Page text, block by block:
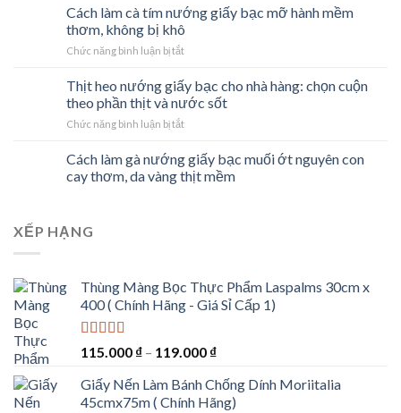
làm
sườn
heo
nướng
bạc
mật
mềm
sốt
bóng
Cách làm cà tím nướng giấy bạc mỡ hành mềm
thơm, không bị khô
Chức năng bình luận bị tắtở
làm
cà
tím
nướng
bạc
mỡ
hành
Thịt heo nướng giấy bạc cho nhà hàng: chọn cuộn
theo phần thịt và nước sốt
Chức năng bình luận bị tắtở
heo
nướng
giấy
theo
phần
nước
Cách làm gà nướng giấy bạc muối ớt nguyên con
cay thơm, da vàng thịt mềm
XẾP HẠNG
Thùng Màng Bọc Thực Phẩm Laspalms 30cm x
400 ( Chính Hãng - Giá Sỉ Cấp 1)
Được xếp
sao
115.000 ₫ – 119.000 ₫
Giấy Nến Làm Bánh Chống Dính Moriitalia
45cmx75m ( Chính Hãng)